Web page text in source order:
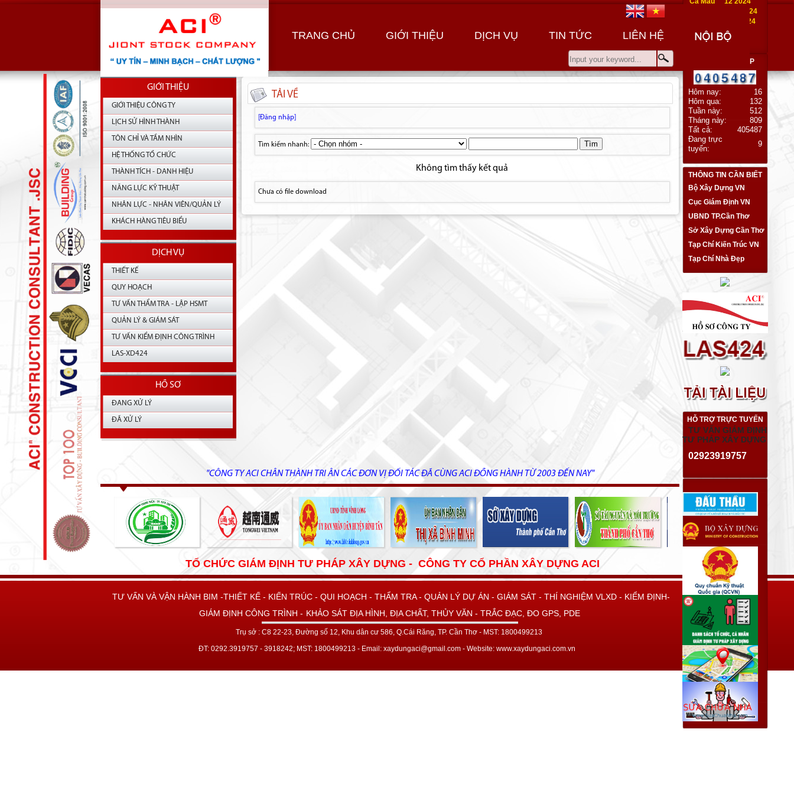
TRANG CHỦ GIỚI THIỆU DỊCH VỤ TIN TỨC LIÊN HỆ
12 2024
12 2024
LƯỢT TRUY CẬP
Hôm nay:
16
Hôm qua:
132
Tuần này:
512
Tháng này:
809
Tất cả:
405487
Đang trực
tuyến:
9
THÔNG TIN CẦN BIẾT
Bộ Xây Dựng VN
Cục Giám Định VN
UBND TP.Cần Thơ
Sở Xây Dựng Cần Thơ
Tạp Chí Kiến Trúc VN
Tạp Chí Nhà Đẹp
HỖ TRỢ TRỰC TUYẾN
TƯ VẤN GIÁM ĐỊNH
TƯ PHÁP XÂY DỰNG
02923919757
GIỚI THIỆU
GIỚI THIỆU CÔNG TY
LỊCH SỬ HÌNH THÀNH
TÔN CHỈ VÀ TẦM NHÌN
HỆ THỐNG TỔ CHỨC
THÀNH TÍCH - DANH HIỆU
NĂNG LỰC KỸ THUẬT
NHÂN LỰC - NHÂN VIÊN/QUẢN LÝ
KHÁCH HÀNG TIÊU BIỂU
DỊCH VỤ
THIẾT KẾ
QUY HOẠCH
TƯ VẤN THẨM TRA - LẬP HSMT
QUẢN LÝ & GIÁM SÁT
TƯ VẤN KIỂM ĐỊNH CÔNG TRÌNH
LAS-XD424
HỒ SƠ
ĐANG XỬ LÝ
ĐÃ XỬ LÝ
TẢI VỀ
[Đăng nhập]
Tìm kiếm nhanh:
Không tìm thấy kết quả
Chưa có file download
"CÔNG TY ACI CHÂN THÀNH TRI ÂN CÁC ĐƠN VỊ ĐỐI TÁC ĐÃ CÙNG ACI ĐỒNG HÀNH TỪ 2003 ĐẾN NAY"
TỔ CHỨC GIÁM ĐỊNH TƯ PHÁP XÂY DỰNG - CÔNG TY CỔ PHẦN XÂY DỰNG ACI
TƯ VẤN VÀ VẬN HÀNH BIM -THIẾT KẾ - KIẾN TRÚC - QUI HOẠCH - THẨM TRA - QUẢN LÝ DỰ ÁN - GIÁM SÁT - THÍ NGHIỆM VLXD - KIỂM ĐỊNH-
GIÁM ĐỊNH CÔNG TRÌNH - KHẢO SÁT ĐỊA HÌNH, ĐỊA CHẤT, THỦY VĂN - TRẮC ĐẠC, ĐO GPS, PDE
Trụ sở : C8 22-23, Đường số 12, Khu dân cư 586, Q.Cái Răng, TP. Cần Thơ - MST: 1800499213
ĐT: 0292.3919757 - 3918242; MST: 1800499213 - Email: xaydungaci@gmail.com - Website: www.xaydungaci.com.vn